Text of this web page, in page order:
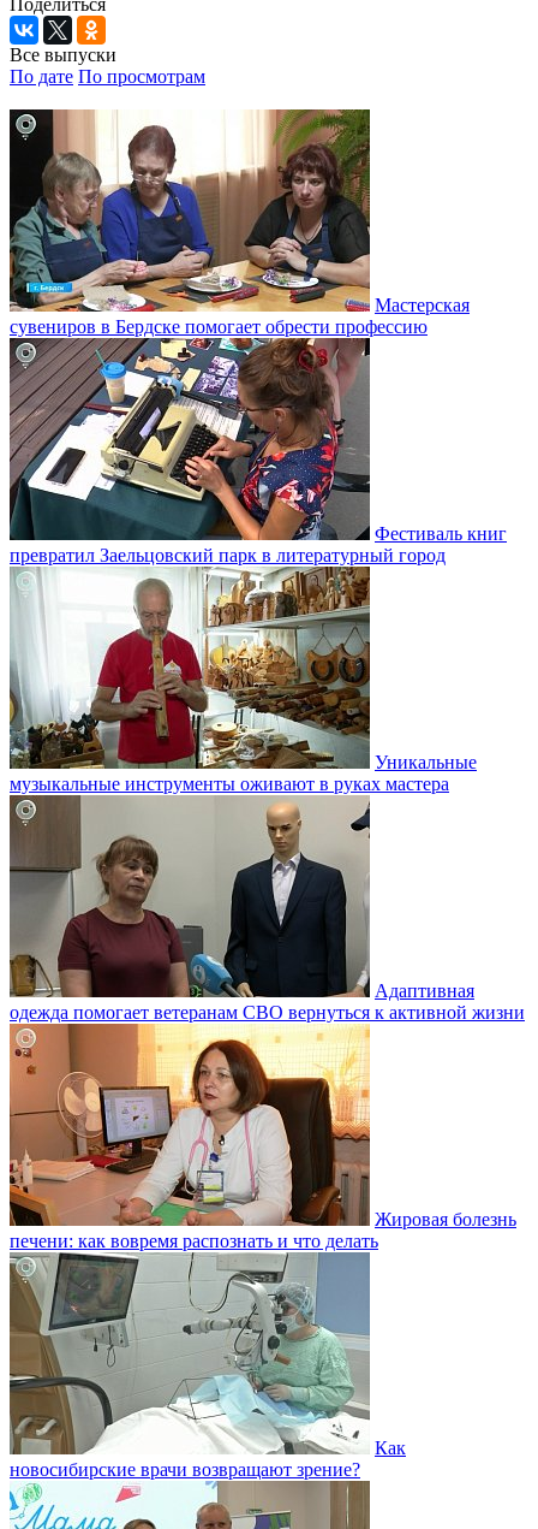
Все выпуски
По дате По просмотрам
Мастерская
сувениров в Бердске помогает обрести профессию
Фестиваль книг
превратил Заельцовский парк в литературный город
Уникальные
музыкальные инструменты оживают в руках мастера
Адаптивная
одежда помогает ветеранам СВО вернуться к активной жизни
Жировая болезнь
печени: как вовремя распознать и что делать
Как
новосибирские врачи возвращают зрение?